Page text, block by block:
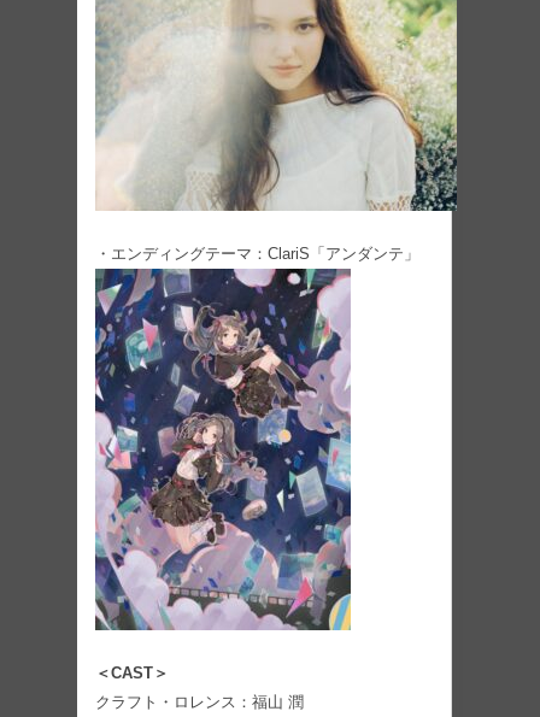
・エンディングテーマ：ClariS「アンダンテ」
＜CAST＞
クラフト・ロレンス：福山 潤